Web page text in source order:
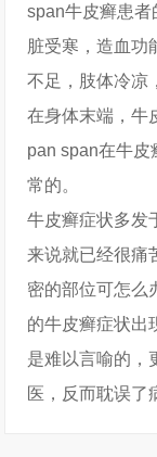
span牛皮癣患
脏受寒，造血功
不足，肢体冷凉
在身体末端，牛
pan span在牛皮
常的。
牛皮癣症状多发
来说就已经很痛
密的部位可怎么
的牛皮癣症状出
是难以言喻的，
医，反而耽误了